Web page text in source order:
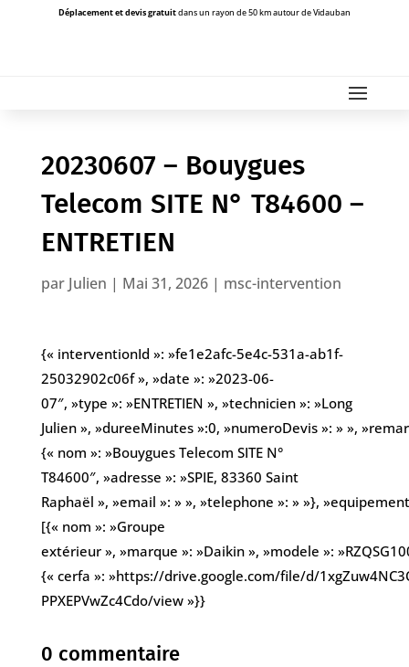
Déplacement et devis gratuitdans un rayon de 50 km autour de Vidauban
20230607 – Bouygues
Telecom SITE N° T84600 –
ENTRETIEN
par Julien | Mai 31, 2026| msc-intervention
{« interventionId »: »fe1e2afc-5e4c-531a-ab1f-
25032902c06f », »date »: »2023-06-
07″, »type »: »ENTRETIEN », »technicien »: »Long
Julien », »dureeMinutes »:0, »numeroDevis »: » »,
{« nom »: »Bouygues Telecom SITE N°
T84600″, »adresse »: »SPIE, 83360 Saint
Raphaël », »email »: » », »telephone »: » »},
[{« nom »: »Groupe
extérieur », »marque »: »Daikin », »modele »:
{« cerfa »: »https://drive.google.com/file/d/
PPXEPVwZc4Cdo/view »}}
0 commentaire